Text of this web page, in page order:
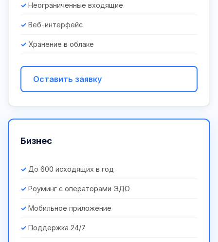
Неограниченные входящие
Веб-интерфейс
Хранение в облаке
Оставить заявку
Бизнес
До 600 исходящих в год
Роуминг с операторами ЭДО
Мобильное приложение
Поддержка 24/7